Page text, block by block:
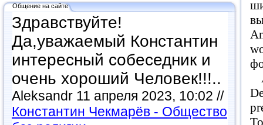
Общение на сайте
Здравствуйте!
Да,уважаемый Константин
интересный собеседник и
очень хороший Человек!!!..
Aleksandr 11 апреля 2023, 10:02 //
Константин Чекмарёв - Общество